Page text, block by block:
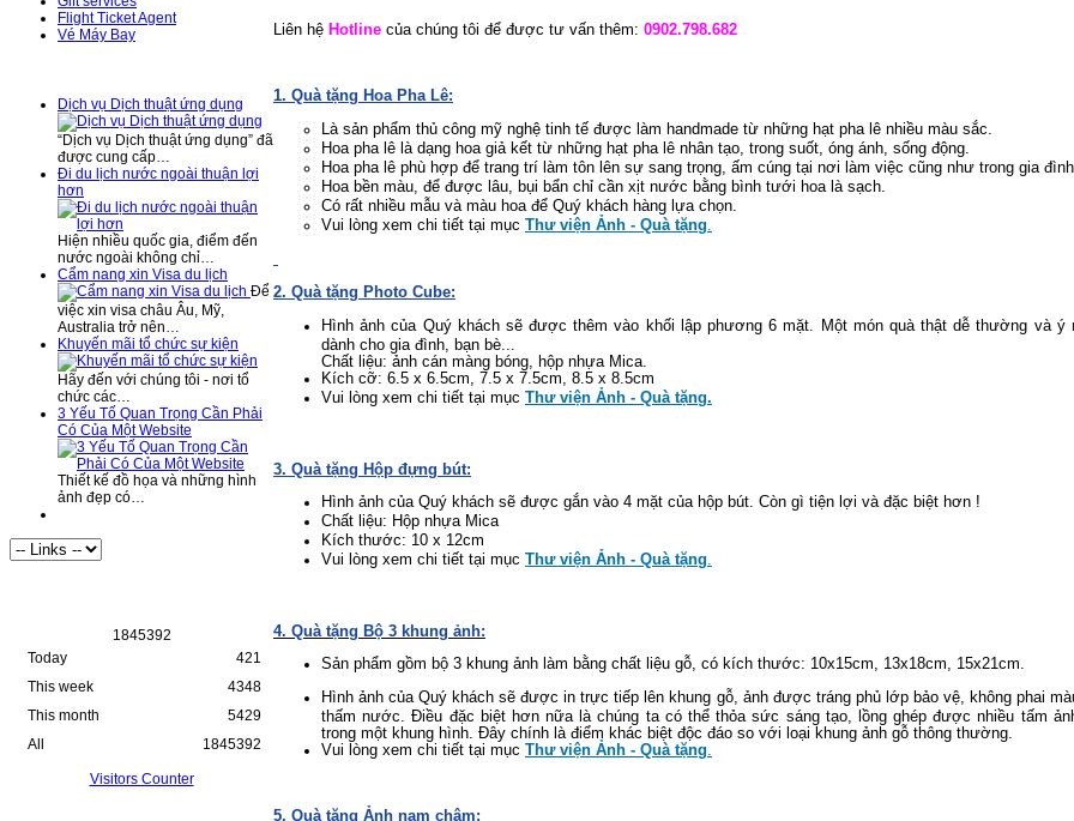
Flight Ticket Agent
Vé Máy Bay
Dịch vụ Dịch thuật ứng dụng
“Dịch vụ Dịch thuật ứng dụng” đã
được cung cấp…
Đi du lịch nước ngoài thuận lợi
hơn
Hiện nhiều quốc gia, điểm đến
nước ngoài không chỉ…
Cẩm nang xin Visa du lịch
Để
việc xin visa châu Âu, Mỹ,
Australia trở nên…
Khuyến mãi tổ chức sự kiện
Hãy đến với chúng tôi - nơi tổ
chức các…
3 Yếu Tố Quan Trọng Cần Phải
Có Của Một Website
Thiết kế đồ họa và những hình
ảnh đẹp có…
1845392
Today
This week
This month
All
421
4348
5429
1845392
Visitors Counter
Liên hệ Hotline của chúng tôi để được tư vấn thêm: 0902.798.682
1. Quà tặng Hoa Pha Lê:
Là sản phẩm thủ công mỹ nghệ tinh tế được làm handmade từ những hạt pha lê nhiều màu sắc.
Hoa pha lê là dạng hoa giả kết từ những hạt pha lê nhân tạo, trong suốt, óng ánh, sống động.
Hoa pha lê phù hợp để trang trí làm tôn lên sự sang trọng, ấm cúng tại nơi làm việc cũng như trong gia đình.
Hoa bền màu, để được lâu, bụi bẩn chỉ cần xịt nước bằng bình tưới hoa là sạch.
Có rất nhiều mẫu và màu hoa để Quý khách hàng lựa chọn.
Vui lòng xem chi tiết tại mục Thư viện Ảnh - Quà tặng
2. Quà tặng Photo Cube:
Hình ảnh của Quý khách sẽ được thêm vào khối lập phương 6 mặt. Một món quà thật dễ thường và ý
dành cho gia đình, bạn bè...
Chất liệu: ảnh cán màng bóng, hộp nhựa Mica.
Kích cỡ: 6.5 x 6.5cm, 7.5 x 7.5cm, 8.5 x 8.5cm
Vui lòng xem chi tiết tại mục Thư viện Ảnh - Quà tặng.
3. Quà tặng Hộp đựng bút:
Hình ảnh của Quý khách sẽ được gắn vào 4 mặt của hộp bút. Còn gì tiện lợi và đặc biệt hơn !
Chất liệu: Hộp nhựa Mica
Kích thước: 10 x 12cm
Vui lòng xem chi tiết tại mục Thư viện Ảnh - Quà tặng
4. Quà tặng Bộ 3 khung ảnh:
Sản phẩm gồm bộ 3 khung ảnh làm bằng chất liệu gỗ, có kích thước: 10x15cm, 13x18cm, 15x21cm.
Hình ảnh của Quý khách sẽ được in trực tiếp lên khung gỗ, ảnh được tráng phủ lớp bảo vệ, không phai
thấm nước. Điều đặc biệt hơn nữa là chúng ta có thể thỏa sức sáng tạo, lồng ghép được nhiều tấm
trong một khung hình. Đây chính là điểm khác biệt độc đáo so với loại khung ảnh gỗ thông thường.
Vui lòng xem chi tiết tại mục Thư viện Ảnh - Quà tặng
5. Quà tặng Ảnh nam châm: